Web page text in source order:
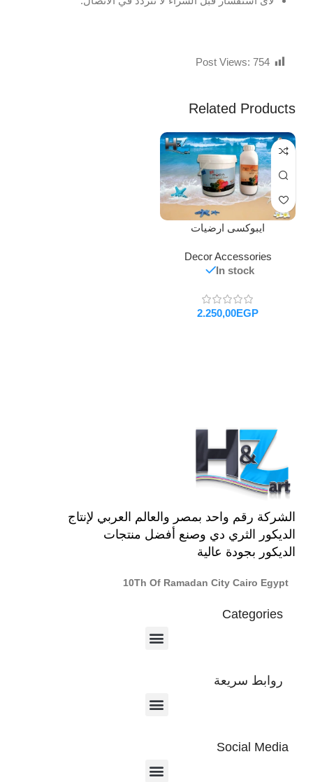
Post Views: 754
Related Products
ايبوكسى ارضيات
Decor Accessories
In stock
EGP
الشركة رقم واحد بمصر والعالم العربي لإنتاج
الديكور الثري دي وصنع أفضل منتجات
الديكور بجودة عالية
10Th Of Ramadan City Cairo Egypt
Categories
روابط سريعة
Social Media